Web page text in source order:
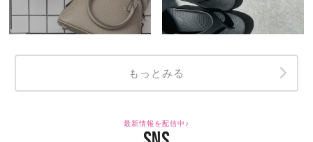
もっとみる
最新情報を配信中♪